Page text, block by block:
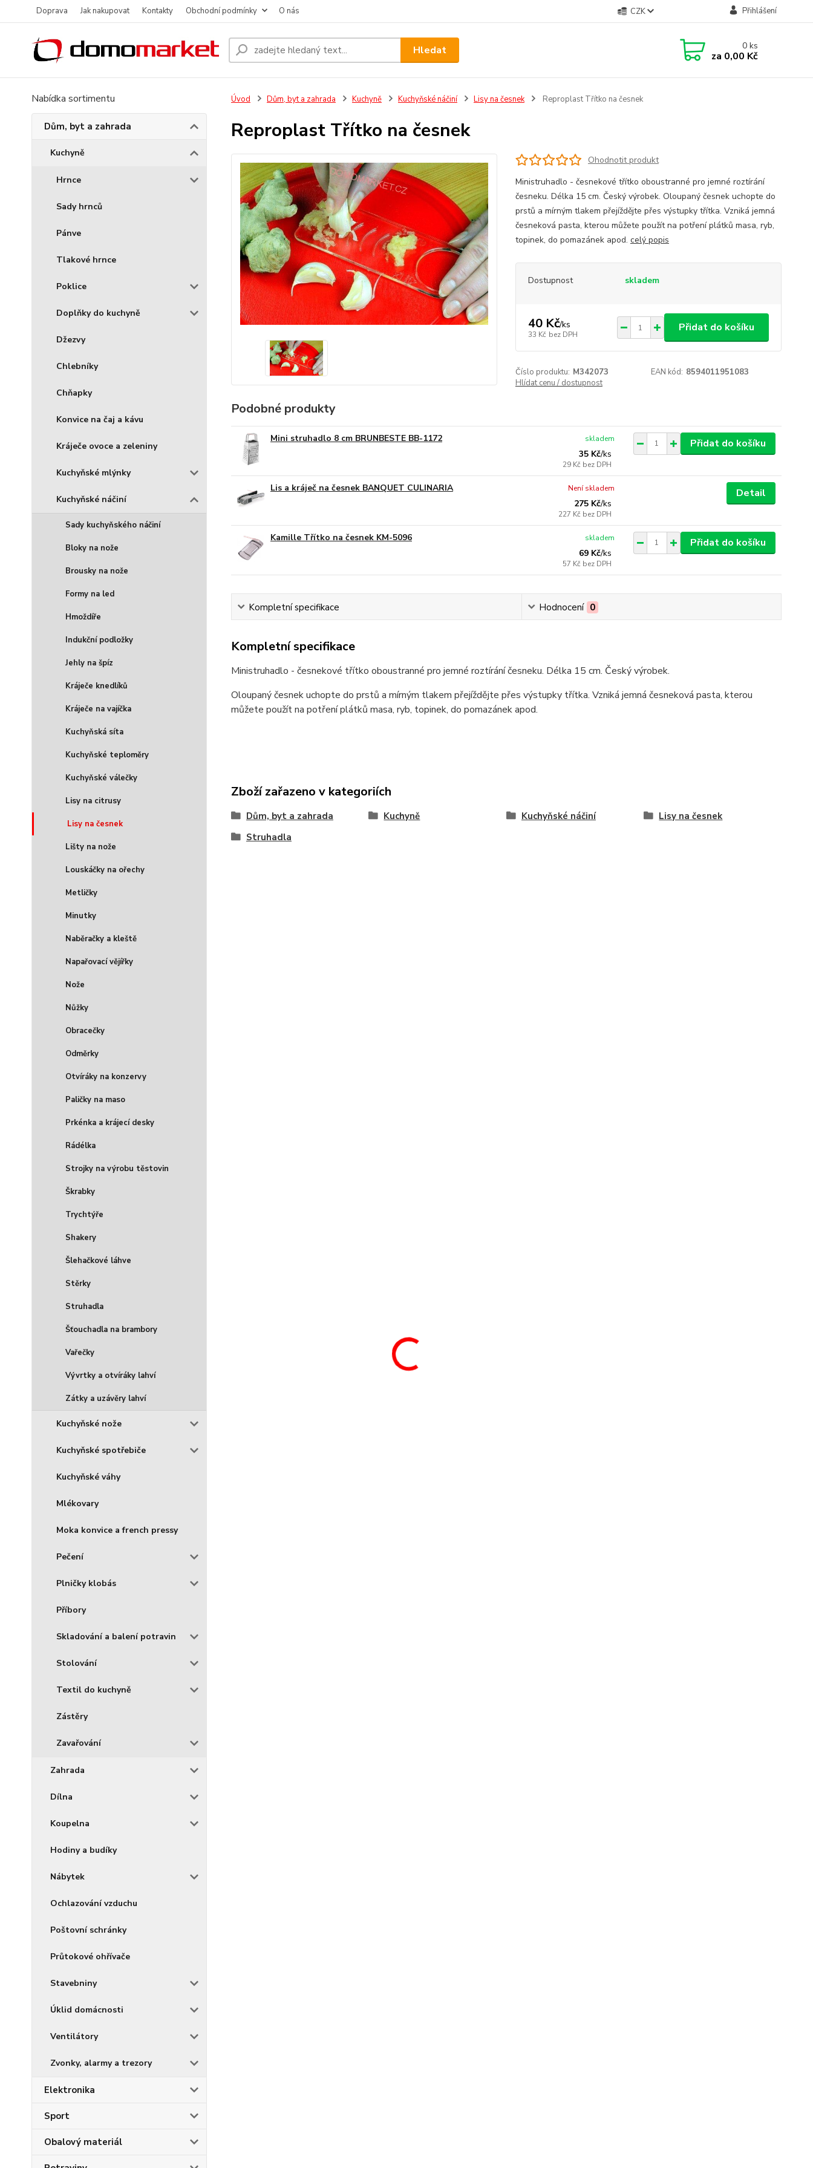
Doprava Jak nakupovat Kontakty Obchodní podmínky O nás CZK Přihlášení
Hledat 0ks
za 0,00 Kč
Nabídka sortimentu
Dům, byt a zahrada
Kuchyně
Hrnce
Sady hrnců
Pánve
Tlakové hrnce
Poklice
Doplňky do kuchyně
Džezvy
Chlebníky
Chňapky
Konvice na čaj a kávu
Kráječe ovoce a zeleniny
Kuchyňské mlýnky
Kuchyňské náčiní
Sady kuchyňského náčiní
Bloky na nože
Brousky na nože
Formy na led
Hmoždíře
Indukční podložky
Jehly na špíz
Kráječe knedlíků
Kráječe na vajíčka
Kuchyňská síta
Kuchyňské teploměry
Kuchyňské válečky
Lisy na citrusy
Lisy na česnek
Lišty na nože
Louskáčky na ořechy
Metličky
Minutky
Naběračky a kleště
Napařovací vějířky
Nože
Nůžky
Obracečky
Odměrky
Otvíráky na konzervy
Paličky na maso
Prkénka a krájecí desky
Rádélka
Strojky na výrobu těstovin
Škrabky
Trychtýře
Shakery
Šlehačkové láhve
Stěrky
Struhadla
Šťouchadla na brambory
Vařečky
Vývrtky a otvíráky lahví
Zátky a uzávěry lahví
Kuchyňské nože
Kuchyňské spotřebiče
Kuchyňské váhy
Mlékovary
Moka konvice a french pressy
Pečení
Plničky klobás
Příbory
Skladování a balení potravin
Stolování
Textil do kuchyně
Zástěry
Zavařování
Zahrada
Dílna
Koupelna
Hodiny a budíky
Nábytek
Ochlazování vzduchu
Poštovní schránky
Průtokové ohřívače
Stavebniny
Úklid domácnosti
Ventilátory
Zvonky, alarmy a trezory
Elektronika
Sport
Obalový materiál
Úvod Dům, byt a zahrada Kuchyně Kuchyňské náčiní Lisy na česnek Reproplast Třítko na česnek
Reproplast Třítko na česnek
Ohodnotit produkt
Ministruhadlo - česnekové třítko oboustranné pro jemné roztírání
česneku. Délka 15 cm. Český výrobek. Oloupaný česnek uchopte do
prstů a mírným tlakem přejíždějte přes výstupky třítka. Vzniká jemná
česneková pasta, kterou můžete použít na potření plátků masa, ryb,
topinek, do pomazánek apod. celý popis
Dostupnost skladem
40 Kč/ks
33 Kč bez DPH
Přidat do košíku
Číslo produktu: M342073 EAN kód: 8594011951083
Hlídat cenu / dostupnost
Podobné produkty
Mini struhadlo 8 cm BRUNBESTE BB-1172
35 Kč/ks
29 Kč bez DPH
skladem Přidat do košíku
Lis a kráječ na česnek BANQUET CULINARIA
275 Kč/ks
227 Kč bez DPH
Není skladem Detail
Kamille Třítko na česnek KM-5096
69 Kč/ks
57 Kč bez DPH
skladem Přidat do košíku
Kompletní specifikace Hodnocení 0
Kompletní specifikace
Ministruhadlo - česnekové třítko oboustranné pro jemné roztírání česneku. Délka 15 cm. Český výrobek.
Oloupaný česnek uchopte do prstů a mírným tlakem přejíždějte přes výstupky třítka. Vzniká jemná česneková pasta, kterou
můžete použít na potření plátků masa, ryb, topinek, do pomazánek apod.
Zboží zařazeno v kategoriích
Dům, byt a zahrada Kuchyně Kuchyňské náčiní
Lisy na česnek
Struhadla